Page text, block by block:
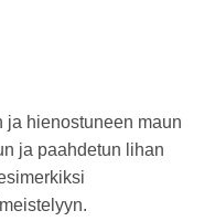
ja hienostuneen maun
ja paahdetun lihan